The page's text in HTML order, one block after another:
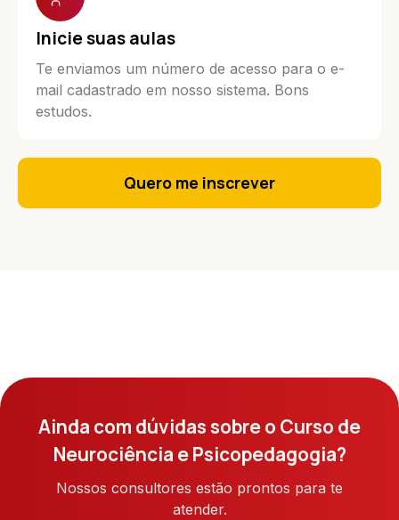
Inicie suas aulas
Te enviamos um número de acesso para o e-
mail cadastrado em nosso sistema. Bons
estudos.
Quero me inscrever
Ainda com dúvidas sobre o Curso de
Neurociência e Psicopedagogia?
Nossos consultores estão prontos para te
atender.